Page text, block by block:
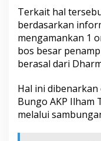
Terkait hal
berdasarkan
mengamankan 1
bos besar
berasal dari
Hal ini dibenarkan
Bungo AKP Ilham
melalui